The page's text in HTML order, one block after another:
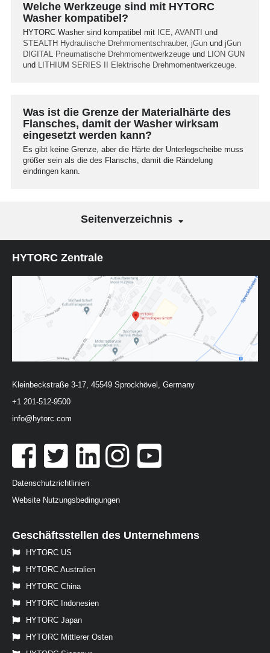
Welche Werkzeuge sind mit HYTORC
Washer kompatibel?
HYTORC Washer sind kompatibel mit ICE, AVANTI und
STEALTH Hydraulische Drehmomentschrauber, jGun und jGun
DIGITAL Pneumatische Drehmomentwerkzeuge und LION GUN
und LITHIUM SERIES II Elektrische Drehmomentwerkzeuge.
Was ist die Grenze der Materialhärte des
Flansches, damit der Washer wirksam
eingesetzt werden kann?
Es gibt keine Grenze, aber die Härte der Unterlegscheibe muss
größer sein als die des Flanschs, damit die Rändelung
eindringen kann.
Seitenverzeichnis
HYTORC Zentrale
Kleinbeckstraße 3-17, 45549 Sprockhövel, Germany
+1 201-512-9500
info@hytorc.com
Datenschutzrichtlinien
Website Nutzungsbedingungen
Geschäftsstellen des Unternehmens
HYTORC US
HYTORC Australien
HYTORC China
HYTORC Indonesien
HYTORC Japan
HYTORC Mittlerer Osten